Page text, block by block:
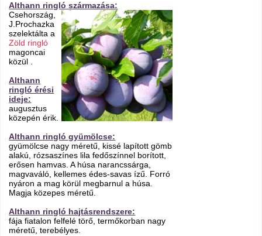
Althann ringló származása:
Csehország,
J.Prochazka
szelektálta a
Zöld ringló
magoncai
közül .
Althann
ringló érési
ideje:
augusztus
közepén érik.
Althann ringló gyümölcse:
gyümölcse nagy méretű, kissé lapított gömb
alakú, rózsaszínes lila fedőszínnel borított,
erősen hamvas. A húsa narancssárga,
magvaváló, kellemes édes-savas ízű. Forró
nyáron a mag körül megbarnul a húsa.
Magja közepes méretű.
Althann ringló hajtásrendszere:
fája fiatalon felfelé törő, termőkorban nagy
méretű, terebélyes.